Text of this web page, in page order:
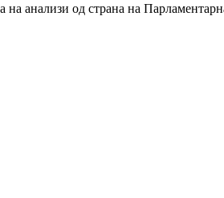
анализи од страна на